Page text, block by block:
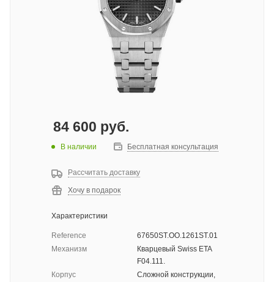
84 600 руб.
В наличии Бесплатная консультация
Рассчитать доставку
Хочу в подарок
Характеристики
Reference
67650ST.OO.1261ST.01
Механизм
Кварцевый Swiss ETA
F04.111.
Корпус
Сложной конструкции,